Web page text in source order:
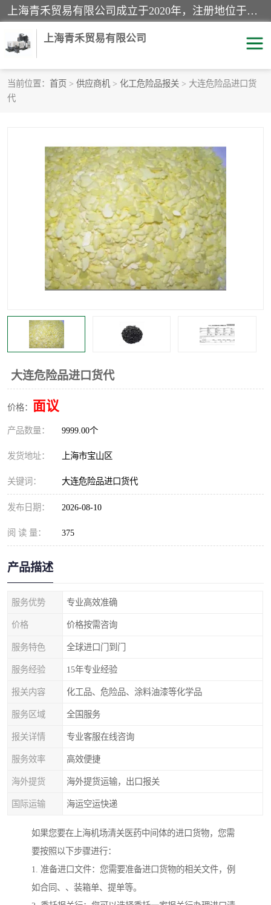
上海青禾贸易有限公司成立于2020年，注册地位于上海市宝山区。经营范围包括：机械设备、五金制品、劳防用品、电子产品、塑胶制品、家具、模具、纺织品、仪器仪表、建筑材料、装饰材料、化工产品、金属制品、机车配件等货物进出口报关、清关服务。
上海青禾贸易有限公司
当前位置： 首页 > 供应商机 > 化工危险品报关 > 大连危险品进口货
代
大连危险品进口货代
价格： 面议
产品数量： 9999.00个
发货地址： 上海市宝山区
关键词： 大连危险品进口货代
发布日期： 2026-08-10
阅 读 量： 375
产品描述
服务优势 专业高效准确
价格 价格按需咨询
服务特色 全球进口门到门
服务经验 15年专业经验
报关内容 化工品、危险品、涂料油漆等化学品
服务区域 全国服务
报关详情 专业客服在线咨询
服务效率 高效便捷
海外提货 海外提货运输，出口报关
国际运输 海运空运快递
如果您要在上海机场清关医药中间体的进口货物，您需
要按照以下步骤进行：
1. 准备进口文件：您需要准备进口货物的相关文件，例
如合同、、装箱单、提单等。
快递清关 进口杂货清关
家用电器报关 机床进口清关
国际灯具清关